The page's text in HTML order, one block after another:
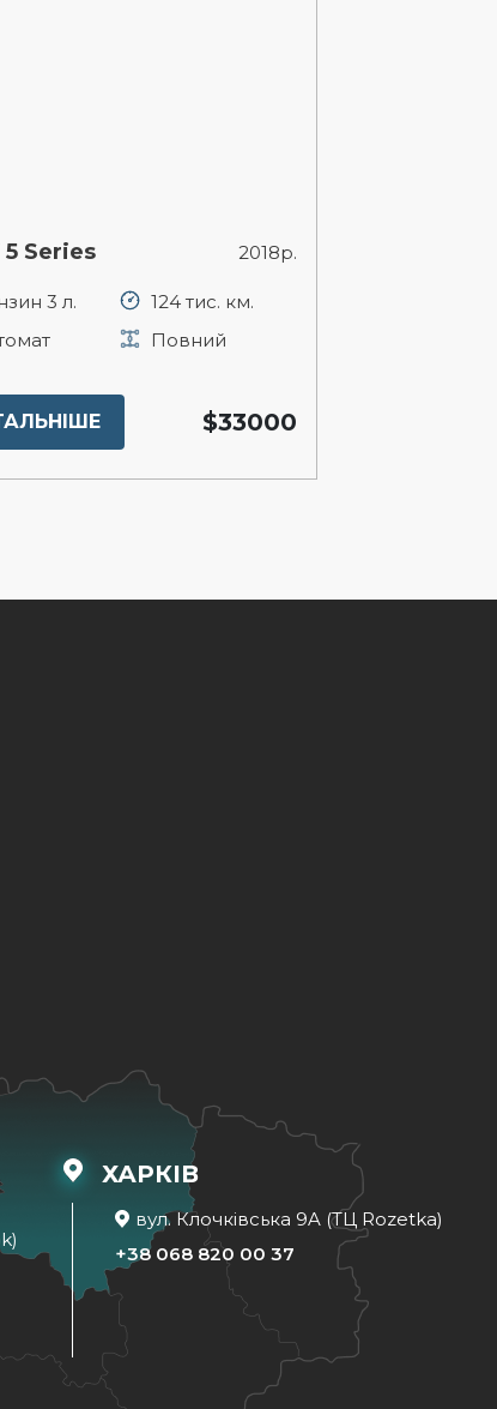
5 Series 2018р.
3 л.
124 тис. км.
Повний
$33000
ХАРКІВ
вул. Клочківська 9A (ТЦ Rozetka)
+38 068 820 00 37